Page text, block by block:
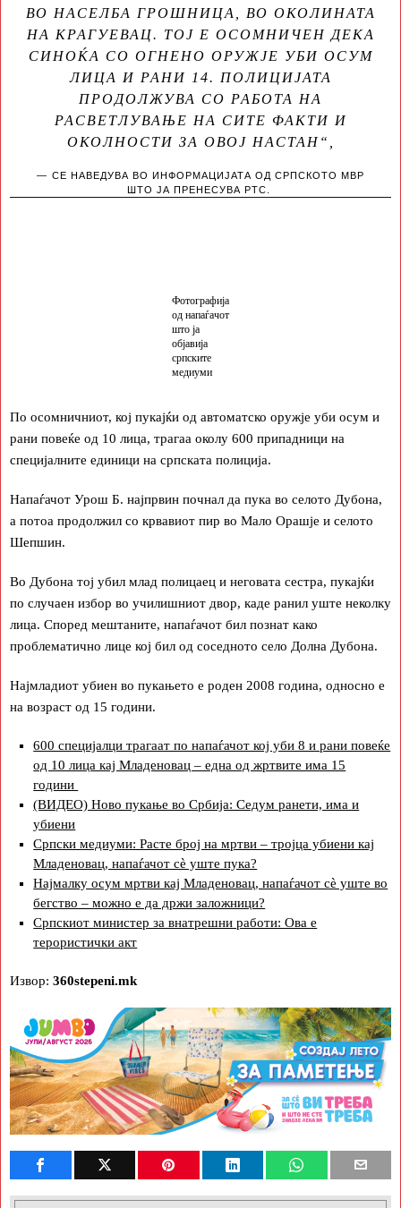
ВО НАСЕЛБА ГРОШНИЦА, ВО ОКОЛИНАТА
НА КРАГУЕВАЦ. ТОЈ Е ОСОМНИЧЕН ДЕКА
СИНОЌА СО ОГНЕНО ОРУЖЈЕ УБИ ОСУМ
ЛИЦА И РАНИ 14. ПОЛИЦИЈАТА
ПРОДОЛЖУВА СО РАБОТА НА
РАСВЕТЛУВАЊЕ НА СИТЕ ФАКТИ И
ОКОЛНОСТИ ЗА ОВОЈ НАСТАН“,
СЕ НАВЕДУВА ВО ИНФОРМАЦИЈАТА ОД СРПСКОТО МВР
ШТО ЈА ПРЕНЕСУВА РТС.
Фотографија
од напаѓачот
што ја
објавија
српските
медиуми
По осомничниот, кој пукајќи од автоматско оружје уби осум и
рани повеќе од 10 лица, трагаа околу 600 припадници на
специјалните единици на српската полиција.
Напаѓачот Урош Б. најпрвин почнал да пука во селото Дубона,
а потоа продолжил со крвавиот пир во Мало Орашје и селото
Шепшин.
Во Дубона тој убил млад полицаец и неговата сестра, пукајќи
по случаен избор во училишниот двор, каде ранил уште неколку
лица. Според мештаните, напаѓачот бил познат како
проблематично лице кој бил од соседното село Долна Дубона.
Најмладиот убиен во пукањето е роден 2008 година, односно е
на возраст од 15 години.
600 специјалци трагаат по напаѓачот кој уби 8 и рани повеќе
од 10 лица кај Младеновац – една од жртвите има 15
години
(ВИДЕО) Ново пукање во Србија: Седум ранети, има и
убиени
Српски медиуми: Расте број на мртви – тројца убиени кај
Младеновац, напаѓачот сè уште пука?
Најмалку осум мртви кај Младеновац, напаѓачот сè уште во
бегство – можно е да држи заложници?
Српскиот министер за внатрешни работи: Ова е
терористички акт
Извор: 360stepeni.mk